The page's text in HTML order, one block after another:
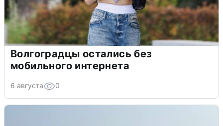
Волгоградцы остались без
мобильного интернета
6 августа 0